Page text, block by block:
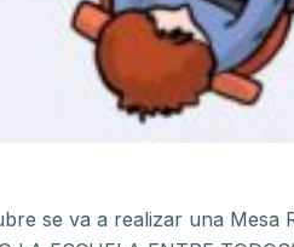
se va a realizar una Mesa